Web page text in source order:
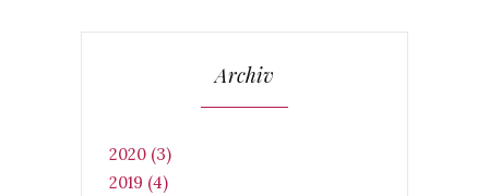
Archiv
2020 (3)
2019 (4)